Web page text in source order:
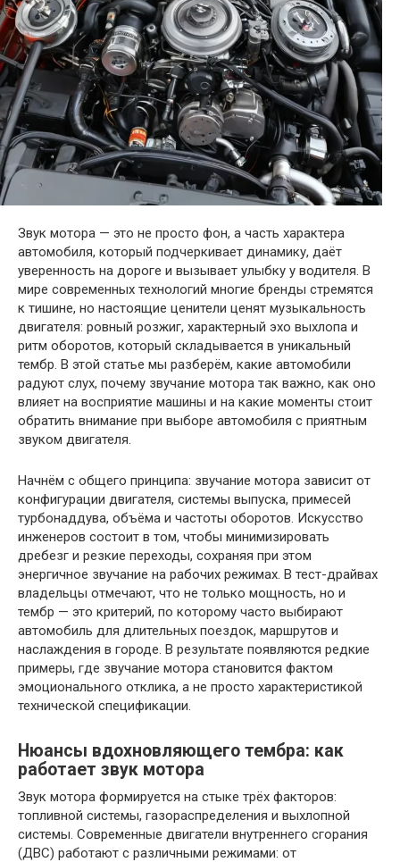
Звук мотора — это не просто фон, а часть характера
автомобиля, который подчеркивает динамику, даёт
уверенность на дороге и вызывает улыбку у водителя. В
мире современных технологий многие бренды стремятся
к тишине, но настоящие ценители ценят музыкальность
двигателя: ровный розжиг, характерный эхо выхлопа и
ритм оборотов, который складывается в уникальный
тембр. В этой статье мы разберём, какие автомобили
радуют слух, почему звучание мотора так важно, как оно
влияет на восприятие машины и на какие моменты стоит
обратить внимание при выборе автомобиля с приятным
звуком двигателя.
Начнём с общего принципа: звучание мотора зависит от
конфигурации двигателя, системы выпуска, примесей
турбонаддува, объёма и частоты оборотов. Искусство
инженеров состоит в том, чтобы минимизировать
дребезг и резкие переходы, сохраняя при этом
энергичное звучание на рабочих режимах. В тест-драйвах
владельцы отмечают, что не только мощность, но и
тембр — это критерий, по которому часто выбирают
автомобиль для длительных поездок, маршрутов и
наслаждения в городе. В результате появляются редкие
примеры, где звучание мотора становится фактом
эмоционального отклика, а не просто характеристикой
технической спецификации.
Нюансы вдохновляющего тембра: как
работает звук мотора
Звук мотора формируется на стыке трёх факторов:
топливной системы, газораспределения и выхлопной
системы. Современные двигатели внутреннего сгорания
(ДВС) работают с различными режимами: от